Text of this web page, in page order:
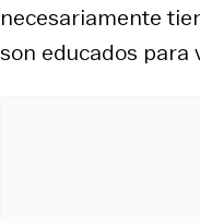
necesariamente
son educados para